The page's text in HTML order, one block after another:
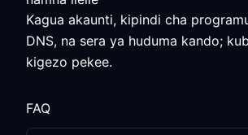
Kagua akaunti, kipindi cha
DNS, na sera ya huduma kando;
kigezo pekee.
FAQ